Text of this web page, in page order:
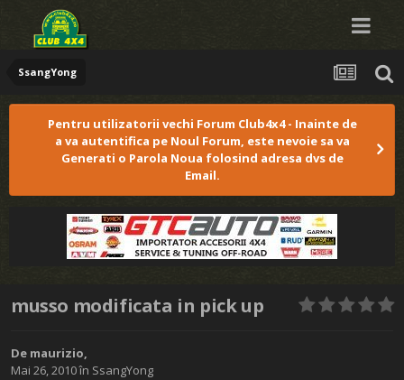
SsangYong
Pentru utilizatorii vechi Forum Club4x4 - Inainte de
a va autentifica pe Noul Forum, este nevoie sa va
Generati o Parola Noua folosind adresa dvs de
Email.
musso modificata in pick up
De maurizio,
Mai 26, 2010în SsangYong